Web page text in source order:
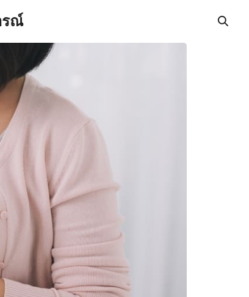
รณ์